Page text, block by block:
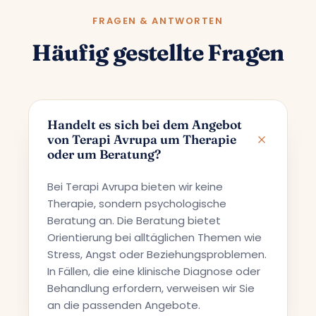
FRAGEN & ANTWORTEN
Häufig gestellte Fragen
Handelt es sich bei dem Angebot
von Terapi Avrupa um Therapie
oder um Beratung?
Bei Terapi Avrupa bieten wir keine
Therapie, sondern psychologische
Beratung an. Die Beratung bietet
Orientierung bei alltäglichen Themen wie
Stress, Angst oder Beziehungsproblemen.
In Fällen, die eine klinische Diagnose oder
Behandlung erfordern, verweisen wir Sie
an die passenden Angebote.